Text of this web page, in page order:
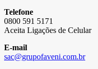
Telefone
0800 591 5171
Aceita Ligações de Celular
E-mail
sac@grupofaveni.com.br